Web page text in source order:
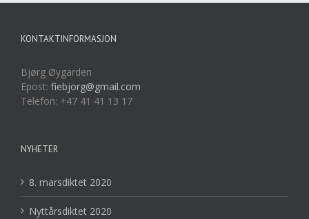
KONTAKTINFORMASJON
Bjørg Øygarden
Epost: fiebjorg@gmail.com
Telefon: +47 41 41 13 17
NYHETER
8. marsdiktet 2020
Nyttårsdiktet 2020